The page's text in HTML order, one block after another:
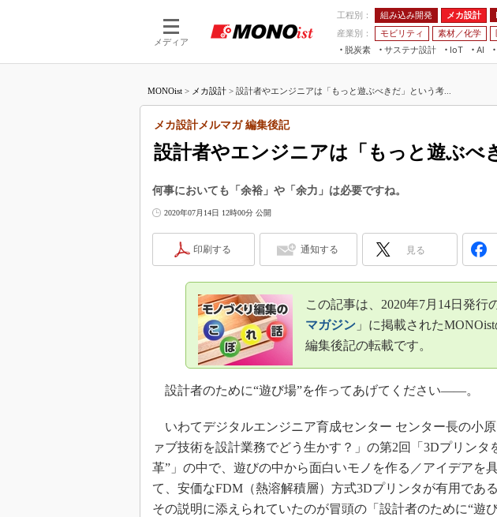
メディア
工程別： 組み込み開発 メカ設計
産業別：
モビリティ 素材／化学
脱炭素
サステナ設計
IoT
つながる工場
AI
AI×設備保全 JIMTOF
IIFES
EdgeTech+
日本ものづくり
産業オープンネ
フィー
車載ソ
無償
インダ
イノ
製造
メイド
MONOist > メカ設計 > 設計者やエンジニアは「もっと遊ぶべきだ」という考...
設計者やエンジニアは「もっと遊ぶべ
メカ設計メルマガ 編集後記
何事においても「余裕」や「余力」は必要ですね。
2020年07月14日 12時00分 公開
印刷する 通知する 見る
この記事は、2020年7月14日発行
マガジン」に掲載された
編集後記の転載です。
設計者のために“遊び場”を作ってあげてください――。
いわてデジタルエンジニア育成センター センター長の小
ァブ技術を設計業務でどう生かす？」の第2回「3Dプリンタ
革”」の中で、遊びの中から面白いモノを作る／アイデアを
て、安価なFDM（熱溶解積層）方式3Dプリンタが有用であ
その説明に添えられていたのが冒頭の「設計者のために“遊